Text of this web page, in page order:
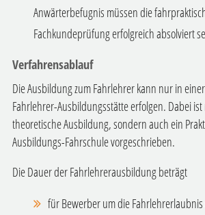
Anwärterbefugnis müssen die
Fachkundeprüfung erfolgreich absolviert
Verfahrensablauf
Die Ausbildung zum Fahrlehrer kann nur in
Fahrlehrer-Ausbildungsstätte erfolgen. Dabei
theoretische Ausbildung, sondern auch ein
Ausbildungs-Fahrschule vorgeschrieben.
Die Dauer der Fahrlehrerausbildung beträgt
für Bewerber um die Fahrlehrerlaubnis